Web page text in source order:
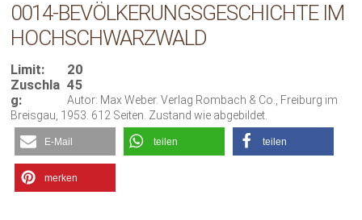
0014-BEVÖLKERUNGSGESCHICHTE IM
HOCHSCHWARZWALD
Limit:
20
Zuschla
g:
45
Autor: Max Weber. Verlag Rombach & Co., Freiburg im
Breisgau, 1953. 612 Seiten. Zustand wie abgebildet.
E-Mail teilen teilen
merken